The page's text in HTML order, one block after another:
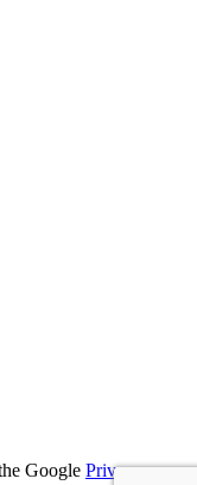
Google Privacy